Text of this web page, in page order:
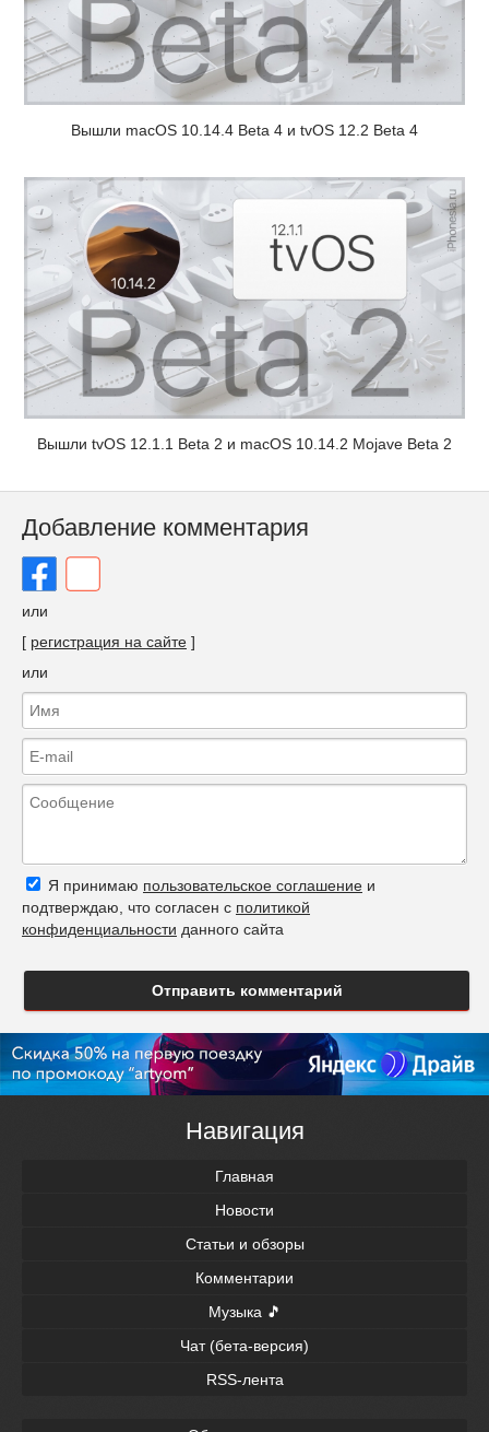
Вышли macOS 10.14.4 Beta 4 и tvOS 12.2 Beta 4
Вышли tvOS 12.1.1 Beta 2 и macOS 10.14.2 Mojave Beta 2
Добавление комментария
или
[ регистрация на сайте ]
или
Я принимаю пользовательское соглашение и
подтверждаю, что согласен с политикой
конфиденциальности данного сайта
Отправить комментарий
Навигация
Главная
Новости
Статьи и обзоры
Комментарии
Музыка 🎵
Чат (бета-версия)
RSS-лента